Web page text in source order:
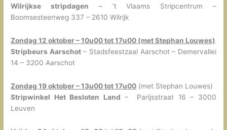
Wilrijkse stripdagen – ’t Vlaams Stripcentrum –
Boomsesteenweg 337 – 2610 Wilrijk
Zondag 12 oktober – 10u00 tot 17u00 (met Stephan Louwes)
Stripbeurs Aarschot– Stadsfeestzaal Aarschot – Demervallei
14 – 3200 Aarschot
Zondag 19 oktober – 13u00 tot 17u00 (met Stephan Louwes)
Stripwinkel Het Besloten Land – Parijsstraat 16 – 3000
Leuven